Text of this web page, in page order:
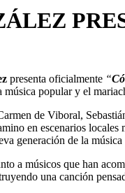
presenta oficialmente “
música popular y el
de Viboral,
en escenarios
generación de la
a músicos que han
una canción